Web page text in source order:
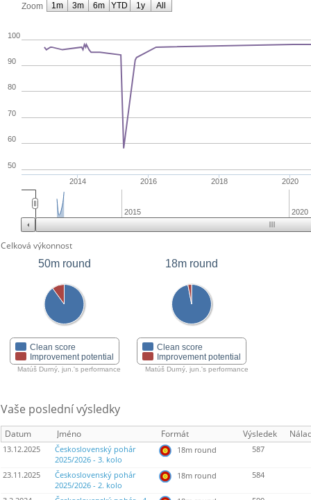
Zoom
2014 2016 2018 2020
50
60
70
80
90
100
2015 2020
1m 3m 6m YTD 1y All
Celková výkonnost
50m round
Clean score
Improvement potential
Matúš Durný, jun.'s performance
18m round
Clean score
Improvement potential
Matúš Durný, jun.'s performance
Vaše poslední výsledky
Datum Jméno Formát Výsledek
13.12.2025
Československý pohár
2025/2026 - 3. kolo
18m round 587
23.11.2025
Československý pohár
2025/2026 - 2. kolo
18m round 584